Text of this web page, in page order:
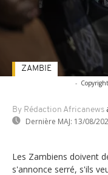
-
By Rédaction Africanews
Dernière MAJ: 13/08/
ZAMBIE
Les Zambiens doivent
s'annonce serré, s'ils